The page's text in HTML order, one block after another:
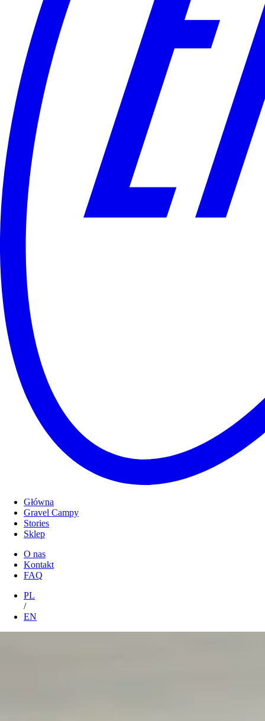
Główna
Gravel Campy
Stories
Sklep
O nas
Kontakt
FAQ
PL
/
EN